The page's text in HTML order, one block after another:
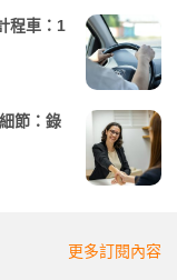
程車：1
節：錄
更多訂閱內容